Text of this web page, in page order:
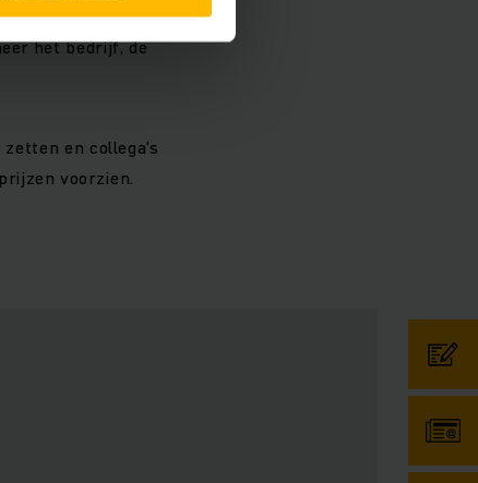
Daarnaast wordt
het bedrijf, de
en collega’s
voorzien.